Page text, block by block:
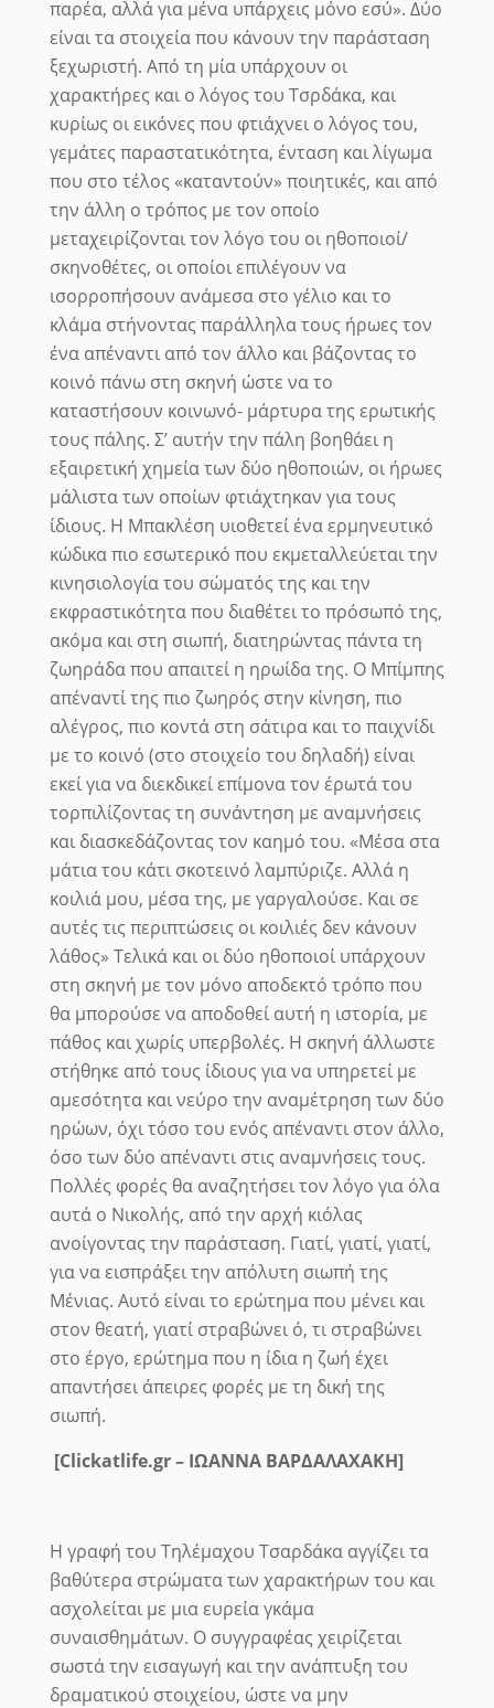
παρέα, αλλά για μένα υπάρχεις μόνο εσύ». Δύο
είναι τα στοιχεία που κάνουν την παράσταση
ξεχωριστή. Από τη μία υπάρχουν οι
χαρακτήρες και ο λόγος του Τσρδάκα, και
κυρίως οι εικόνες που φτιάχνει ο λόγος του,
γεμάτες παραστατικότητα, ένταση και λίγωμα
που στο τέλος «καταντούν» ποιητικές, και από
την άλλη ο τρόπος με τον οποίο
μεταχειρίζονται τον λόγο του οι ηθοποιοί/
σκηνοθέτες, οι οποίοι επιλέγουν να
ισορροπήσουν ανάμεσα στο γέλιο και το
κλάμα στήνοντας παράλληλα τους ήρωες τον
ένα απέναντι από τον άλλο και βάζοντας το
κοινό πάνω στη σκηνή ώστε να το
καταστήσουν κοινωνό- μάρτυρα της ερωτικής
τους πάλης. Σ’ αυτήν την πάλη βοηθάει η
εξαιρετική χημεία των δύο ηθοποιών, οι ήρωες
μάλιστα των οποίων φτιάχτηκαν για τους
ίδιους. Η Μπακλέση υιοθετεί ένα ερμηνευτικό
κώδικα πιο εσωτερικό που εκμεταλλεύεται την
κινησιολογία του σώματός της και την
εκφραστικότητα που διαθέτει το πρόσωπό της,
ακόμα και στη σιωπή, διατηρώντας πάντα τη
ζωηράδα που απαιτεί η ηρωίδα της. Ο Μπίμπης
απέναντί της πιο ζωηρός στην κίνηση, πιο
αλέγρος, πιο κοντά στη σάτιρα και το παιχνίδι
με το κοινό (στο στοιχείο του δηλαδή) είναι
εκεί για να διεκδικεί επίμονα τον έρωτά του
τορπιλίζοντας τη συνάντηση με αναμνήσεις
και διασκεδάζοντας τον καημό του. «Μέσα στα
μάτια του κάτι σκοτεινό λαμπύριζε. Αλλά η
κοιλιά μου, μέσα της, με γαργαλούσε. Και σε
αυτές τις περιπτώσεις οι κοιλιές δεν κάνουν
λάθος» Τελικά και οι δύο ηθοποιοί υπάρχουν
στη σκηνή με τον μόνο αποδεκτό τρόπο που
θα μπορούσε να αποδοθεί αυτή η ιστορία, με
πάθος και χωρίς υπερβολές. Η σκηνή άλλωστε
στήθηκε από τους ίδιους για να υπηρετεί με
αμεσότητα και νεύρο την αναμέτρηση των δύο
ηρώων, όχι τόσο του ενός απέναντι στον άλλο,
όσο των δύο απέναντι στις αναμνήσεις τους.
Πολλές φορές θα αναζητήσει τον λόγο για όλα
αυτά ο Νικολής, από την αρχή κιόλας
ανοίγοντας την παράσταση. Γιατί, γιατί, γιατί,
για να εισπράξει την απόλυτη σιωπή της
Μένιας. Αυτό είναι το ερώτημα που μένει και
στον θεατή, γιατί στραβώνει ό, τι στραβώνει
στο έργο, ερώτημα που η ίδια η ζωή έχει
απαντήσει άπειρες φορές με τη δική της
σιωπή.
[Clickatlife.gr – ΙΩΑΝΝΑ ΒΑΡΔΑΛΑΧΑΚΗ]
Η γραφή του Τηλέμαχου Τσαρδάκα αγγίζει τα
βαθύτερα στρώματα των χαρακτήρων του και
ασχολείται με μια ευρεία γκάμα
συναισθημάτων. Ο συγγραφέας χειρίζεται
σωστά την εισαγωγή και την ανάπτυξη του
δραματικού στοιχείου, ώστε να μην